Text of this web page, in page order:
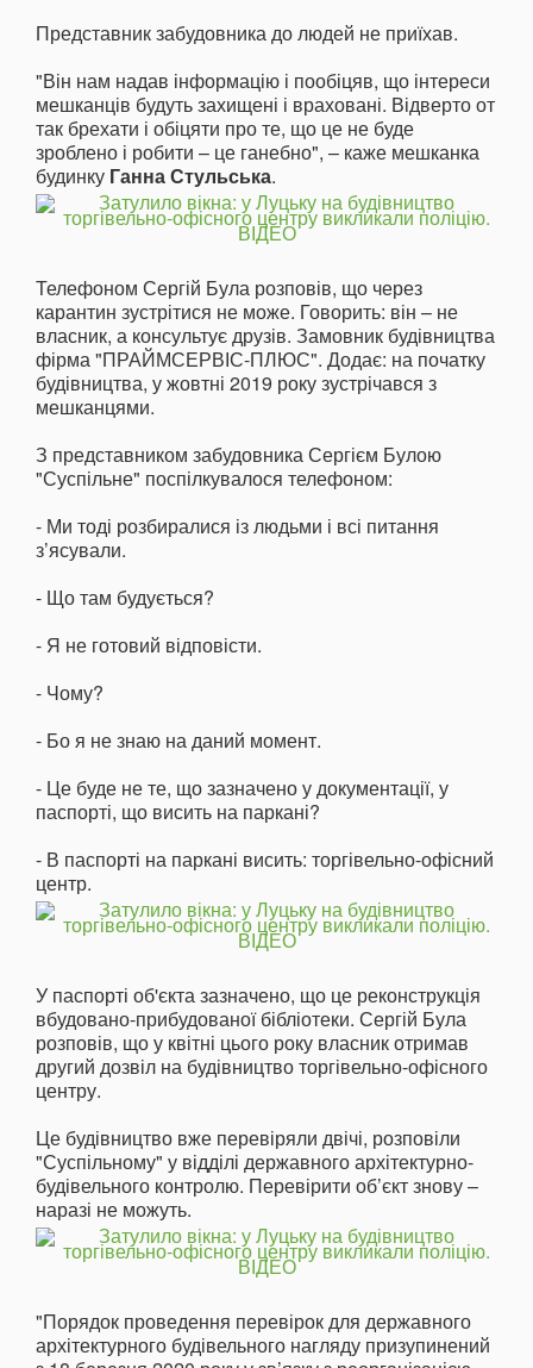
Представник забудовника до людей не приїхав.
"Він нам надав інформацію і пообіцяв, що інтереси
мешканців будуть захищені і враховані. Відверто от
так брехати і обіцяти про те, що це не буде
зроблено і робити – це ганебно", – каже мешканка
будинку Ганна Стульська.
Телефоном Сергій Була розповів, що через
карантин зустрітися не може. Говорить: він – не
власник, а консультує друзів. Замовник будівництва
фірма "ПРАЙМСЕРВІС-ПЛЮС". Додає: на початку
будівництва, у жовтні 2019 року зустрічався з
мешканцями.
З представником забудовника Сергієм Булою
"Суспільне" поспілкувалося телефоном:
- Ми тоді розбиралися із людьми і всі питання
з’ясували.
- Що там будується?
- Я не готовий відповісти.
- Чому?
- Бо я не знаю на даний момент.
- Це буде не те, що зазначено у документації, у
паспорті, що висить на паркані?
- В паспорті на паркані висить: торгівельно-офісний
центр.
У паспорті об'єкта зазначено, що це реконструкція
вбудовано-прибудованої бібліотеки. Сергій Була
розповів, що у квітні цього року власник отримав
другий дозвіл на будівництво торгівельно-офісного
центру.
Це будівництво вже перевіряли двічі, розповіли
"Суспільному" у відділі державного архітектурно-
будівельного контролю. Перевірити об’єкт знову –
наразі не можуть.
"Порядок проведення перевірок для державного
архітектурного будівельного нагляду призупинений